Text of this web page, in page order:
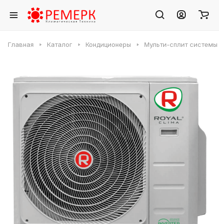
Главная Каталог Кондиционеры Мульти-сплит системы